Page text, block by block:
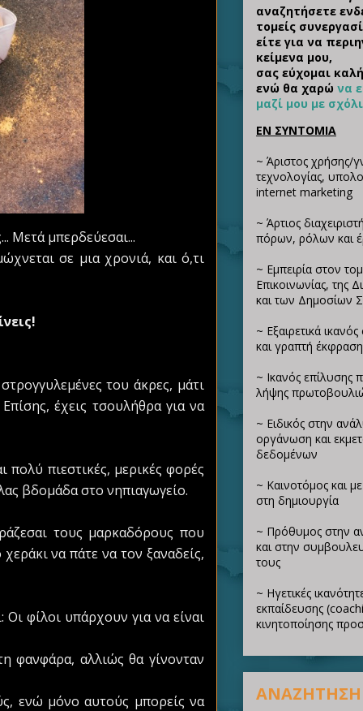
Μετά μπερδεύεσαι...
σε μια χρονιά, και ό,τι
του άκρες, μάτι
έχεις τσουλήθρα για να
πολύ πιεστικές, μερικές φορές
βδομάδα στο νηπιαγωγείο.
τους μαρκαδόρους που
να πάτε να τον ξαναδείς,
φίλοι υπάρχουν για να είναι
φανφάρα, αλλιώς θα γίνονταν
ενώ μόνο αυτούς μπορείς να
αναζητήσετε
τομείς
είτε για να
κείμενα μου,
σας εύχομαι
ενώ θα χαρώ να
μαζί μου με
ΕΝ ΣΥΝΤΟΜΙΑ
~ Άριστος χρήσης/
τεχνολογίας,
internet marketing
~ Άρτιος
πόρων, ρόλων και
~ Εμπειρία στον
Επικοινωνίας, της
και των Δημοσίων
~ Εξαιρετικά
και γραπτή έκφραση
~ Ικανός επίλυσης
λήψης
~ Ειδικός στην
οργάνωση και
δεδομένων
~ Καινοτόμος και
στη δημιουργία
~ Πρόθυμος στην
και στην
τους
~ Ηγετικές
εκπαίδευσης
κινητοποίησης
ΑΝΑΖΗΤΗΣΗ